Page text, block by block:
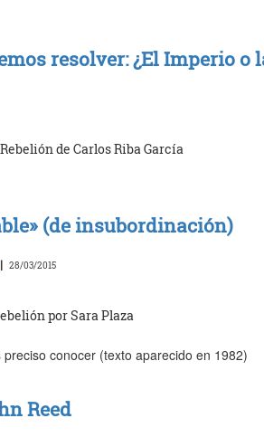
resolver: ¿El Imperio o
de Carlos Riba García
(de insubordinación)
| 28/03/2015
por Sara Plaza
conocer (texto aparecido en 1982)
Reed